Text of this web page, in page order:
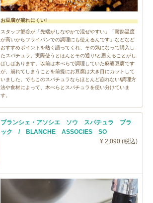
お豆腐が崩れにくい!
スタッフ蟹谷が「先端がしなやかで混ぜやすい」「耐熱温度
が高いからフライパンでの調理にも使えるんです」などなど
おすすめポイントを熱く語ってくれ、その気になって購入し
たスパチュラ。実際使うとほんとその通り!と思えることがし
ばしばあります。以前は木べらで調理していた麻婆豆腐です
が、崩れてしまうことを前提にお豆腐は大き目にカットして
いました。でもこのスパチュラならほとんど崩れない!調理方
法や食材によって、木べらとスパチュラを使い分けていま
す。
ブランシェ・アソシエ ソウ スパチュラ ブラ
ック / BLANCHE ASSOCIES SO
¥ 2,090 (税込)